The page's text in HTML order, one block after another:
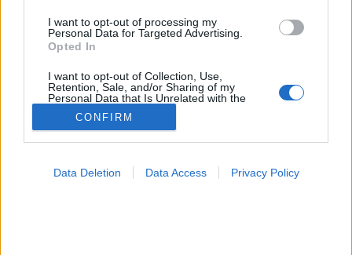
I want to opt-out of processing my
Personal Data for Targeted Advertising.
Opted In
I want to opt-out of Collection, Use,
Retention, Sale, and/or Sharing of my
Personal Data that Is Unrelated with the
Purposes for which it was collected.
Opted Out
CONFIRM
Data Deletion Data Access Privacy Policy
2026. február 13. 09:32
Küldés Küldés Messengeren